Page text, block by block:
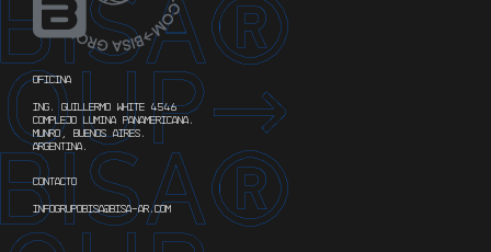
OFICINA
ING. GUILLERMO WHITE 4546
COMPLEJO LUMINA PANAMERICANA.
MUNRO, BUENOS AIRES.
ARGENTINA.
CONTACTO
INFOGRUPOBISA@BISA-AR.COM